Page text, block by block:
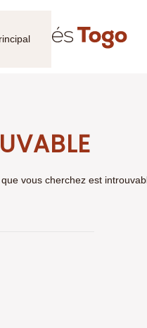
vous cherchez est